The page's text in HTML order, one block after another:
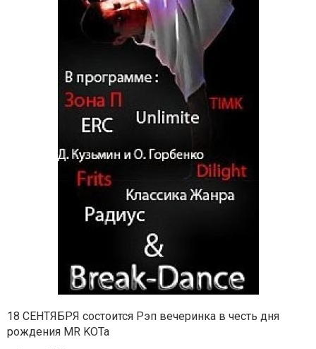
18 СЕНТЯБРЯ состоится Рэп вечеринка в честь дня
рождения MR KOTa